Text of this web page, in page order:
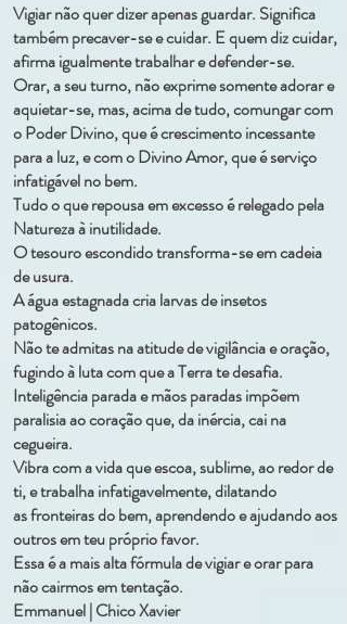
Vigiar não quer dizer apenas guardar. Significa
também precaver-se e cuidar. E quem diz cuidar,
afirma igualmente trabalhar e defender-se.
Orar, a seu turno, não exprime somente adorar e
aquietar-se, mas, acima de tudo, comungar com
o Poder Divino, que é crescimento incessante
para a luz, e com o Divino Amor, que é serviço
infatigável no bem.
Tudo o que repousa em excesso é relegado pela
Natureza à inutilidade.
O tesouro escondido transforma-se em cadeia
de usura.
A água estagnada cria larvas de insetos
patogênicos.
Não te admitas na atitude de vigilância e oração,
fugindo à luta com que a Terra te desafia.
Inteligência parada e mãos paradas impõem
paralisia ao coração que, da inércia, cai na
cegueira.
Vibra com a vida que escoa, sublime, ao redor de
ti, e trabalha infatigavelmente, dilatando
as fronteiras do bem, aprendendo e ajudando aos
outros em teu próprio favor.
Essa é a mais alta fórmula de vigiar e orar para
não cairmos em tentação.
Emmanuel | Chico Xavier